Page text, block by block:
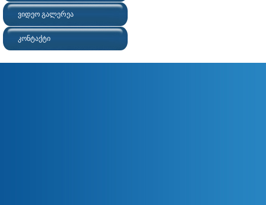
ვიდეო გალერეა
კონტაქტი